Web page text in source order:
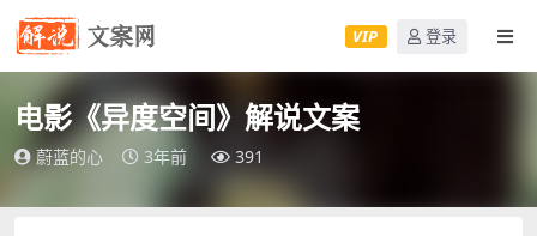
VIP 登录
电影《异度空间》解说文案
蔚蓝的心 3年前 391